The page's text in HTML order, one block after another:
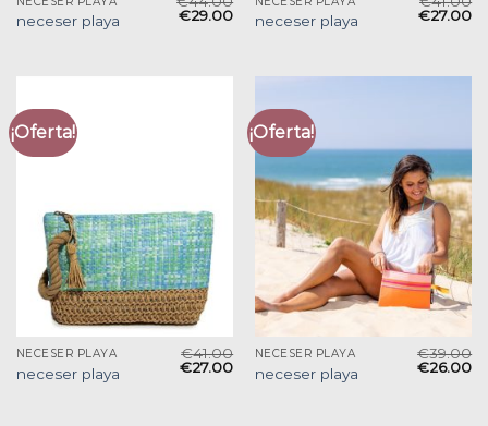
neceser playa
€29.00 neceser playa
€27.00
¡Oferta!
NECESER PLAYA
neceser playa
€41.00
€27.00
¡Oferta!
NECESER PLAYA
neceser playa
€39.00
€26.00